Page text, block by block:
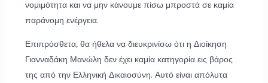
νομιμότητα και να μην κάνουμε πίσω μπροστά σε καμία
παράνομη ενέργεια.
Επιπρόσθετα, θα ήθελα να διευκρινίσω ότι η Διοίκηση
Γιανναδάκη Μανώλη δεν έχει καμία κατηγορία εις βάρος
της από την Ελληνική Δικαιοσύνη. Αυτό είναι απόλυτα